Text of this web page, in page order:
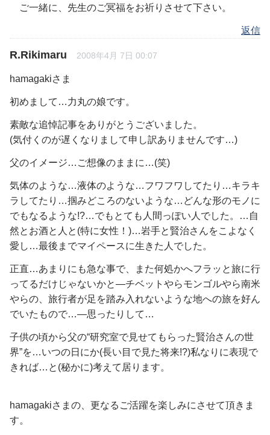
ご一緒に、先生のご冥福をお祈りさせて下さい。
返信
R.Rikimaru 2008年4月 7日 00:07
hamagakiさま
初めまして…力丸の娘です。
素敵な追悼記事をありがとうございました。
(気付くのが遅くなりまして申し訳ありませんです…)
父のイメージ…ご想像のままに…(笑)
気体のような…液体のような…フワフワしてたり…キラキ
ラしてたり…掴みどころのないような…どんな形のモノに
でもなるような!?…でもとても人間っぽい人でした。…自
然とお酒と人と(特に女性！)…岩手と賢治さんをこよなく
愛し…最後までマイペースに生きた人でした。
正直…あまりにも急な事で、また何処かへフラッと旅に行
ってるだけじゃないかと―チベットやらモンゴルやら南米
やらの、旅行者が足を踏み入れないような地への旅を好ん
でいたもので…―思ったりして…
子供の頃から父の“研究室で見せてもらった賢治さんの世
界”を…いつの日にか(長い目で見た将来!?)私なりに表現で
きれば…と(秘かに)考えて居ります。
hamagakiさまの、更なるご活躍を楽しみにさせて頂きま
す。